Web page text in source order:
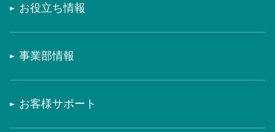
お役立ち情報
事業部情報
お客様サポート